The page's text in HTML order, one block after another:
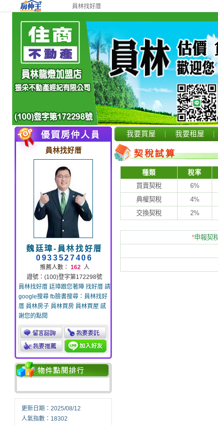
員林找好厝
員林找好厝
魏廷璋-員林找好厝
0933527406
推薦人數： 162 人
證號：(100)登字第172298號
員林找好厝 廷璋跟您著陣 找好厝 請
google搜尋 fb臉書搜尋：員林找好
厝 員林房子 員林買房 員林買屋 感
謝您的點閱
更新日期：2025/08/12
人氣指數：18302
我要買屋 我要租屋
契稅試算
種類
稅率
買賣契稅
6%
典權契稅
4%
交換契稅
2%
*申報契